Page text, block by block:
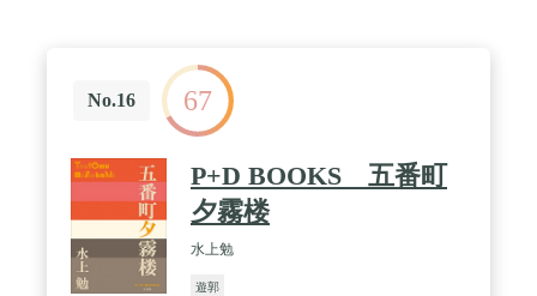
No.16 67
P+D BOOKS 五番町
夕霧楼
水上勉
遊郭